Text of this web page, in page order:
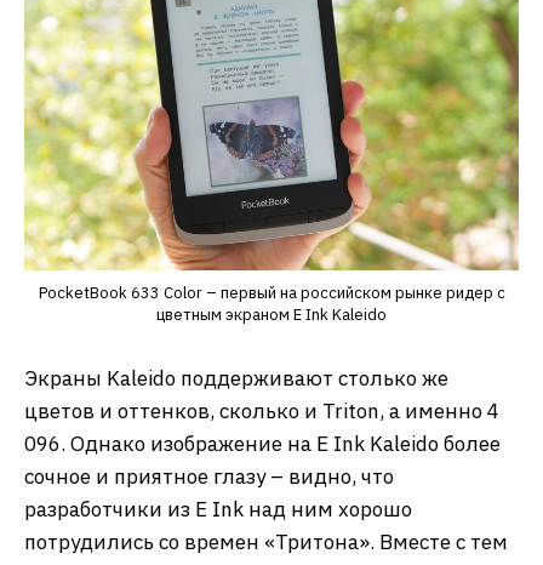
PocketBook 633 Color – первый на российском рынке ридер с
цветным экраном E Ink Kaleido
Экраны Kaleido поддерживают столько же
цветов и оттенков, сколько и Triton, а именно 4
096. Однако изображение на E Ink Kaleido более
сочное и приятное глазу – видно, что
разработчики из E Ink над ним хорошо
потрудились со времен «Тритона». Вместе с тем